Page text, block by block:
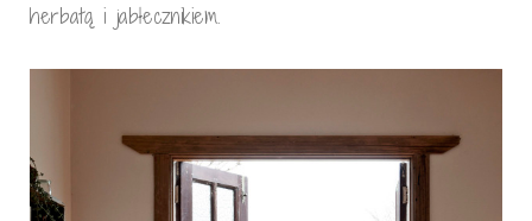
herbatą i jabłecznikiem.